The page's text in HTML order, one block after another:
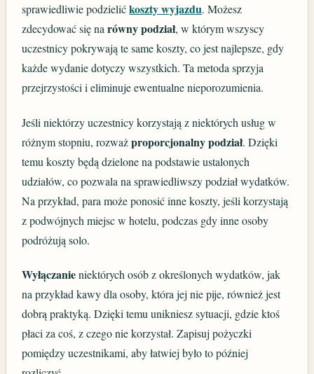
sprawiedliwie podzielićkoszty wyjazdu. Możesz
zdecydować się narówny podział, w którym wszyscy
uczestnicy pokrywają te same koszty, co jest najlepsze, gdy
każde wydanie dotyczy wszystkich. Ta metoda sprzyja
przejrzystości i eliminuje ewentualne nieporozumienia.
Jeśli niektórzy uczestnicy korzystają z niektórych usług w
różnym stopniu, rozważproporcjonalny podział. Dzięki
temu koszty będą dzielone na podstawie ustalonych
udziałów, co pozwala na sprawiedliwszy podział wydatków.
Na przykład, para może ponosić inne koszty, jeśli korzystają
z podwójnych miejsc w hotelu, podczas gdy inne osoby
podróżują solo.
Wyłączanieniektórych osób z określonych wydatków, jak
na przykład kawy dla osoby, która jej nie pije, również jest
dobrą praktyką. Dzięki temu unikniesz sytuacji, gdzie ktoś
płaci za coś, z czego nie korzystał. Zapisuj pożyczki
pomiędzy uczestnikami, aby łatwiej było to później